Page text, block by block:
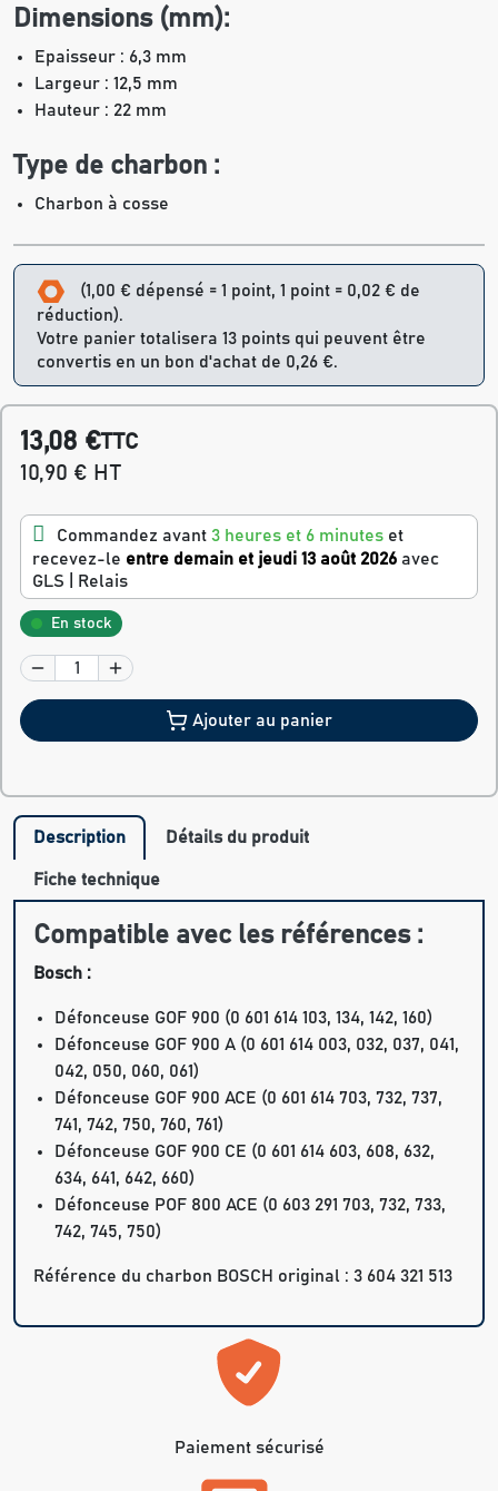
Dimensions (mm):
Epaisseur : 6,3 mm
Largeur : 12,5 mm
Hauteur : 22 mm
Type de charbon :
Charbon à cosse
(1,00 € dépensé = 1 point, 1 point = 0,02 € de
réduction).
Votre panier totalisera 13 points qui peuvent être
convertis en un bon d'achat de 0,26 €.
13,08 €TTC
10,90 € HT
Commandez avant 3 heures et 6 minutes et
recevez-le entre demain et jeudi 13 août 2026 avec
GLS | Relais
En stock
Ajouter au panier
Description Détails du produit
Fiche technique
Compatible avec les références :
Bosch :
Défonceuse GOF 900 (0 601 614 103, 134, 142, 160)
Défonceuse GOF 900 A (0 601 614 003, 032, 037, 041,
042, 050, 060, 061)
Défonceuse GOF 900 ACE (0 601 614 703, 732, 737,
741, 742, 750, 760, 761)
Défonceuse GOF 900 CE (0 601 614 603, 608, 632,
634, 641, 642, 660)
Défonceuse POF 800 ACE (0 603 291 703, 732, 733,
742, 745, 750)
Référence du charbon BOSCH original : 3 604 321 513
Paiement sécurisé